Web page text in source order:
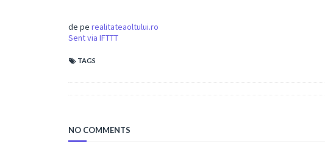
de pe realitateaoltului.ro
Sent via IFTTT
TAGS
NO COMMENTS